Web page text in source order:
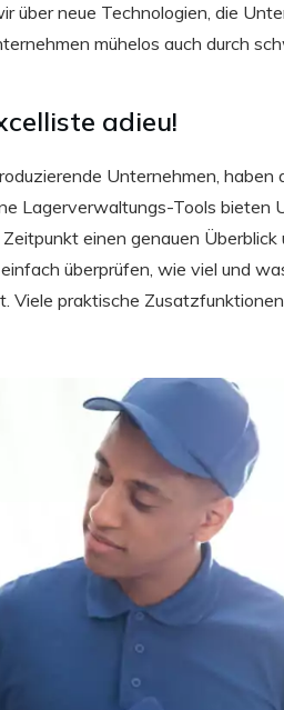
über neue Technologien, die
mühelos auch durch
adieu!
Unternehmen, haben
Lagerverwaltungs-Tools bieten
einen genauen Überblick
überprüfen, wie viel und
Viele praktische